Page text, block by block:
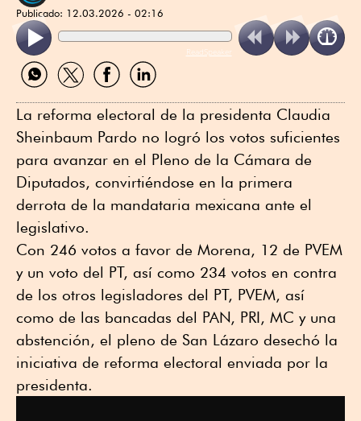
Publicado: 12.03.2026 - 02:16
ReadSpeaker
Compartir
por
Compartir
por
Compartir
por
Compartir
por
La reforma electoral de la presidenta Claudia
Sheinbaum Pardo no logró los votos suficientes
para avanzar en el Pleno de la Cámara de
Diputados, convirtiéndose en la primera
derrota de la mandataria mexicana ante el
legislativo.
Con 246 votos a favor de Morena, 12 de PVEM
y un voto del PT, así como 234 votos en contra
de los otros legisladores del PT, PVEM, así
como de las bancadas del PAN, PRI, MC y una
abstención, el pleno de San Lázaro desechó la
iniciativa de reforma electoral enviada por la
presidenta.